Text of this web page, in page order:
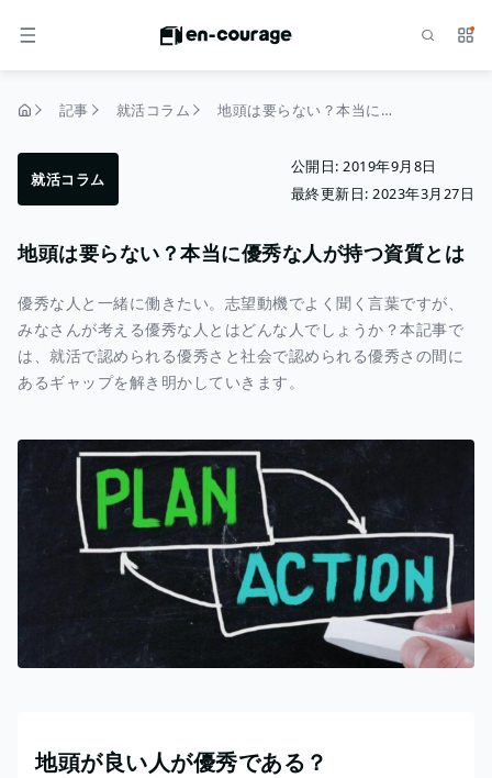
メニュー サ
記事 就活コラム 地頭は要らない？本当に優秀な人が持つ資質とは
就活コラム
公開日: 2019年9月8日
最終更新日: 2023年3月27日
地頭は要らない？本当に優秀な人が持つ資質とは
優秀な人と一緒に働きたい。志望動機でよく聞く言葉ですが、
みなさんが考える優秀な人とはどんな人でしょうか？本記事で
は、就活で認められる優秀さと社会で認められる優秀さの間に
あるギャップを解き明かしていきます。
地頭が良い人が優秀である？